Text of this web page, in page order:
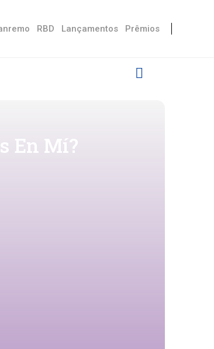
RBD Lançamentos Prêmios
En Mí?